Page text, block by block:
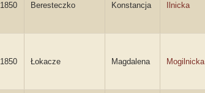
1850 Beresteczko Konstancja Ilnicka
1850 Łokacze Magdalena Mogilnicka